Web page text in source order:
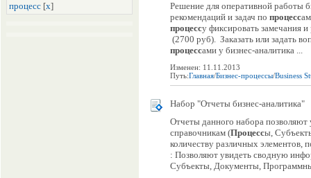
процесс [x]
Решение для оперативной работы
рекомендаций и задач по процесс
процессу фиксировать замечания
(2700 руб). Заказать или задать
процессами у бизнес-аналитика ...
Изменен: 11.11.2013
Путь:Главная/Бизнес-процессы/Business
Набор "Отчеты бизнес-аналитика"
Отчеты данного набора
справочникам (Процессы,
количеству различных элементов,
: Позволяют увидеть сводную
Субъекты, Документы,